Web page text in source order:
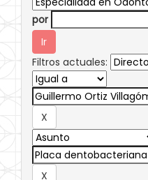
por
Filtros actuales: